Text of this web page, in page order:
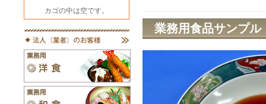
業務用食品サンプル
カゴの中は空です。